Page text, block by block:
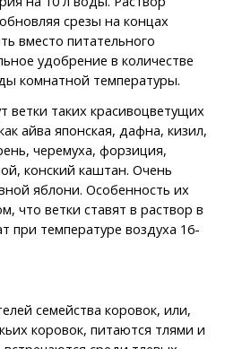
срезы на концах
вместо питательного
удобрение в количестве
комнатной температуры.
ветки таких красивоцветущих
айва японская, дафна, кизил,
черемуха, форзиция,
конский каштан. Очень
яблони. Особенность их
что ветки ставят в раствор в
при температуре воздуха 16-
семейства коровок, или,
коровок, питаются тлями и